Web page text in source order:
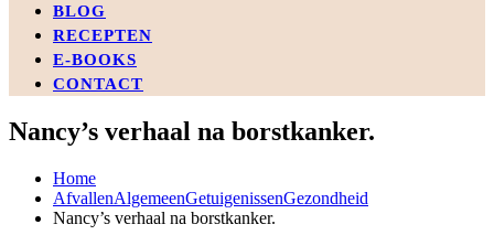
BLOG
RECEPTEN
E-BOOKS
CONTACT
Nancy’s verhaal na borstkanker.
Home
AfvallenAlgemeenGetuigenissenGezondheid
Nancy’s verhaal na borstkanker.